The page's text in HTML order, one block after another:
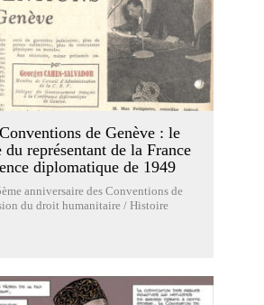
de Genève : le
du représentant de la France
diplomatique de 1949
anniversaire des Conventions de
du droit humanitaire / Histoire